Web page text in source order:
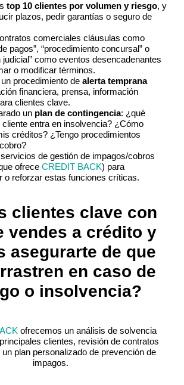
top 10 clientes por volumen y riesgo, y
plazos, pedir garantías o seguro de
comerciales cláusulas como
pagos”, “procedimiento concursal” o
judicial” como eventos desencadenantes
o modificar términos.
procedimiento de alerta temprana
financiera, prensa, información
clientes clave.
un plan de contingencia: ¿qué
cliente entra en insolvencia? ¿Cómo
créditos? ¿Tengo procedimientos
de gestión de impagos/cobros
ofrece CREDIT BACK) para
o reforzar estas funciones críticas.
clientes clave con
vendes a crédito y
asegurarte de que
en caso de
o insolvencia?
ofrecemos un análisis de solvencia
clientes, revisión de contratos
plan personalizado de prevención de
impagos.